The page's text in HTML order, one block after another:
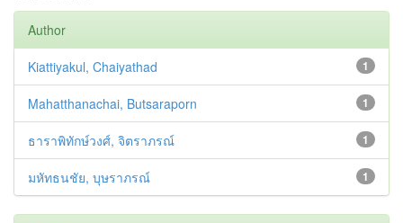
Author
1
Kiattiyakul, Chaiyathad
1
Mahatthanachai, Butsaraporn
1
ธาราพิทักษ์วงศ์, จิตราภรณ์
1
มหัทธนชัย, บุษราภรณ์